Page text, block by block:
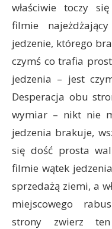
właściwie toczy
filmie
jedzenie, którego
czymś co trafia
jedzenia – jest
Desperacja obu
wymiar – nikt nie
jedzenia brakuje,
się dość prosta
filmie wątek
sprzedażą ziemi, a
miejscowego
strony zwierz